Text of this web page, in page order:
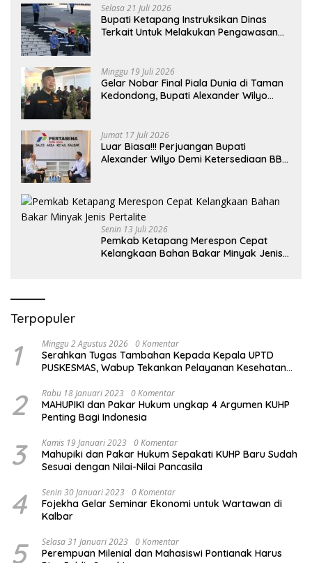
Selasa 21 Juli 2026
Bupati Ketapang Instruksikan Dinas
Terkait Untuk Melakukan Pengawasan
Minggu 19 Juli 2026
Gelar Nobar Final Piala Dunia di Taman
Kedondong, Bupati Alexander Wilyo
Jumat 17 Juli 2026
Luar Biasa!!! Perjuangan Bupati
Alexander Wilyo Demi Ketersediaan BBM
Senin 13 Juli 2026
Pemkab Ketapang Merespon Cepat
Kelangkaan Bahan Bakar Minyak Jenis
Terpopuler
1 Minggu 2 Agustus 2026 0 Komentar
Serahkan Tugas Tambahan Kepada Kepala UPTD
PUSKESMAS, Wabup Tekankan Pelayanan Kesehatan
2 Rabu 18 Januari 2023 0 Komentar
MAHUPIKI dan Pakar Hukum ungkap 4 Argumen KUHP
Penting Bagi Indonesia
3 Kamis 19 Januari 2023 0 Komentar
Mahupiki dan Pakar Hukum Sepakati KUHP Baru Sudah
Sesuai dengan Nilai-Nilai Pancasila
4 Senin 30 Januari 2023 0 Komentar
Fojekha Gelar Seminar Ekonomi untuk Wartawan di
Kalbar
5 Selasa 31 Januari 2023 0 Komentar
Perempuan Milenial dan Mahasiswi Pontianak Harus